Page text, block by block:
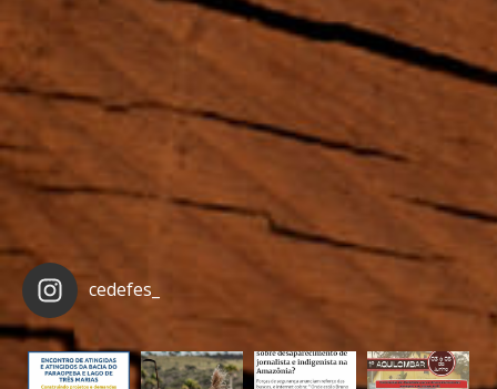
cedefes_